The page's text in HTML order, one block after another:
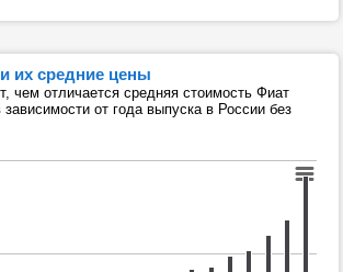
их средние цены
чем отличается средняя стоимость Фиат
от года выпуска в России без